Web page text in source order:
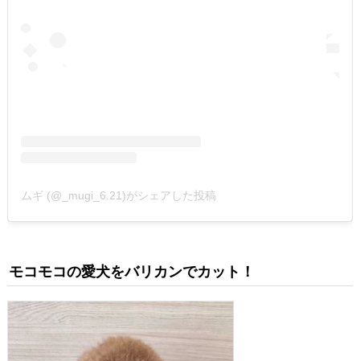
ムギ (@_mugi_6.21)がシェアした投稿
モコモコの愛犬をバリカンでカット！